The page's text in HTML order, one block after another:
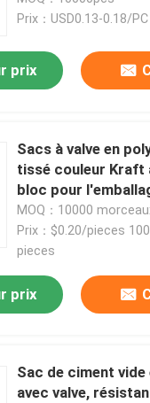
citation
sacs
de Multiwall
ciment
Prix：USD0.13-0.18/PC
prix
Sacs à valve en
tissé couleur Kraft
bloc pour
MOQ：10000
Prix：$0.20/pieces
pieces
prix
Sac de ciment vide
avec valve,